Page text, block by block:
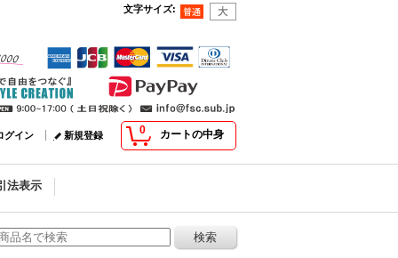
文字サイズ:
0 カートの中身
グイン 新規登録
法表示